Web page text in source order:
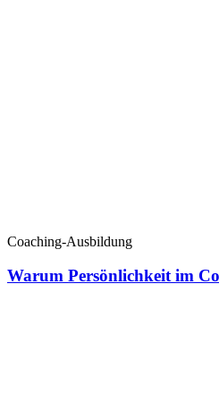
Coaching-Ausbildung
Warum Persönlichkeit im